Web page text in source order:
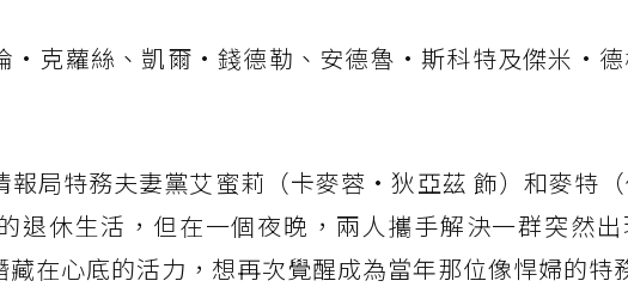
·克蘿絲、凱爾·錢德勒、安德魯·斯科特及傑米·
報局特務夫妻黨艾蜜莉（卡麥蓉·狄亞茲 飾）和麥特
退休生活，但在一個夜晚，兩人攜手解決一群突然
在心底的活力，想再次覺醒成為當年那位像悍婦的特